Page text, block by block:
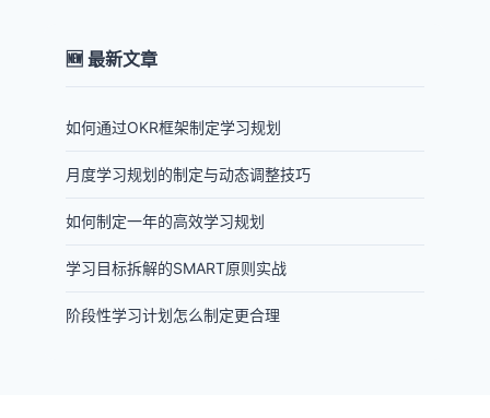
🆕 最新文章
如何通过OKR框架制定学习规划
月度学习规划的制定与动态调整技巧
如何制定一年的高效学习规划
学习目标拆解的SMART原则实战
阶段性学习计划怎么制定更合理